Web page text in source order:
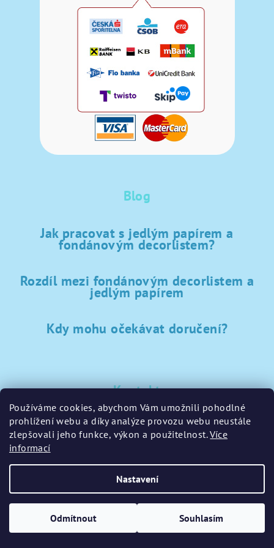
Používáme cookies, abychom Vám umožnili pohodlné
prohlížení webu a díky analýze provozu webu neustále
zlepšovali jeho funkce, výkon a použitelnost.Více
informací
Nastavení
Odmítnout Souhlasím
Blog
Jak pracovat s jedlým papírem a
fondánovým decorlistem?
Rozdíl mezi fondánovým decorlistem a
jedlým papírem
Kdy mohu očekávat doručení?
Kontakt
sklad@sladke-potreby.cz
+420 797728283
Upravit nastavení cookies
Vytvořil Shoptet